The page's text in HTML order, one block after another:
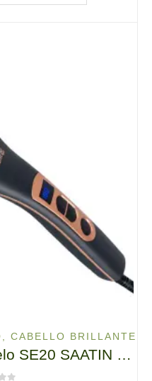
, CABELLO BRILLANTE
Cepillo Eléctrico de Pelo SE20 SAATIN ELDOM, 70W, Estilo y Seguridad!